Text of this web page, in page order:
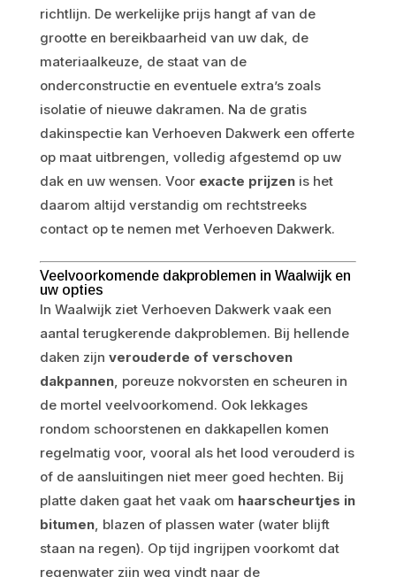
richtlijn. De werkelijke prijs hangt af van de
grootte en bereikbaarheid van uw dak, de
materiaalkeuze, de staat van de
onderconstructie en eventuele extra’s zoals
isolatie of nieuwe dakramen. Na de gratis
dakinspectie kan Verhoeven Dakwerk een offerte
op maat uitbrengen, volledig afgestemd op uw
dak en uw wensen. Voor exacte prijzenis het
daarom altijd verstandig om rechtstreeks
contact op te nemen met Verhoeven Dakwerk.
Veelvoorkomende dakproblemen in Waalwijk en
uw opties
In Waalwijk ziet Verhoeven Dakwerk vaak een
aantal terugkerende dakproblemen. Bij hellende
daken zijn verouderde of verschoven
dakpannen, poreuze nokvorsten en scheuren in
de mortel veelvoorkomend. Ook lekkages
rondom schoorstenen en dakkapellen komen
regelmatig voor, vooral als het lood verouderd is
of de aansluitingen niet meer goed hechten. Bij
platte daken gaat het vaak om haarscheurtjes in
bitumen, blazen of plassen water (water blijft
staan na regen). Op tijd ingrijpen voorkomt dat
regenwater zijn weg vindt naar de